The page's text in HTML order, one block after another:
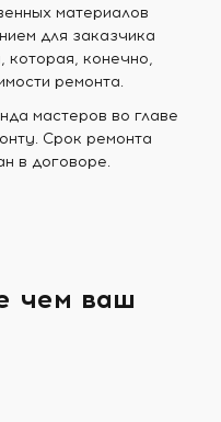
материалов
для заказчика
которая, конечно,
ремонта.
мастеров во главе
Срок ремонта
в договоре.
чем ваш